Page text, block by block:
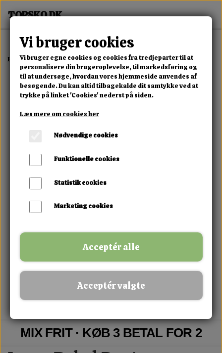
Forside Dame Alle Damesko Ivory Rebel Boot
MIX FRIT · KØB 3 BETAL FOR 2
Vi bruger cookies
Vi bruger egne cookies og cookies fra tredjeparter til at
personalisere din brugeroplevelse, til markedsføring og
til at undersøge, hvordan vores hjemmeside anvendes af
besøgende. Du kan altid tilbagekalde dit samtykke ved at
trykke på linket 'Cookies' nederst på siden.
Læs mere om cookies her
Nødvendige cookies
Funktionelle cookies
Statistik cookies
Marketing cookies
Acceptér alle
Acceptér valgte